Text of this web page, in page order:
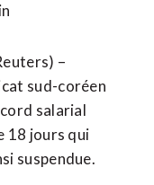
–
sud-coréen
salarial
jours qui
suspendue.